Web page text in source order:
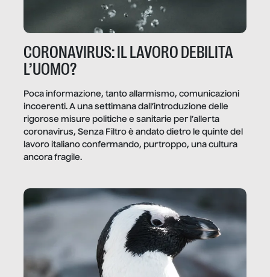
CORONAVIRUS: IL LAVORO DEBILITA
L’UOMO?
Poca informazione, tanto allarmismo, comunicazioni
incoerenti. A una settimana dall’introduzione delle
rigorose misure politiche e sanitarie per l’allerta
coronavirus, Senza Filtro è andato dietro le quinte del
lavoro italiano confermando, purtroppo, una cultura
ancora fragile.